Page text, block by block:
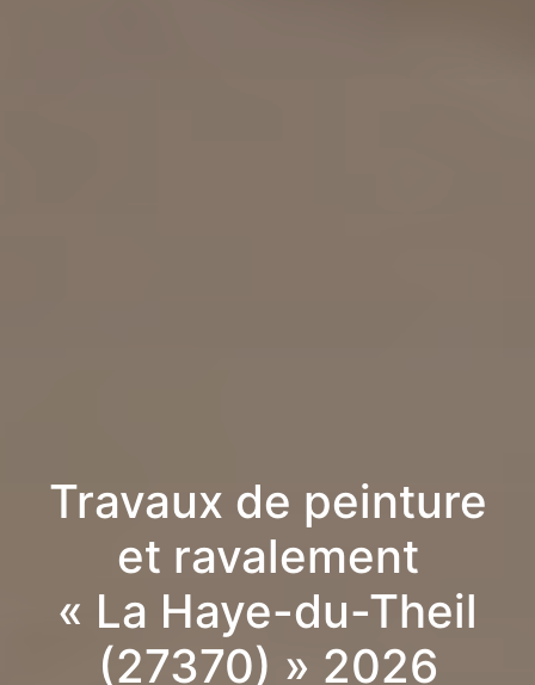
Travaux de peinture
et ravalement
« La Haye-du-Theil
(27370) » 2026